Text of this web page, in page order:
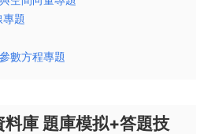
題
數方程專題
庫 題庫模拟+答題技